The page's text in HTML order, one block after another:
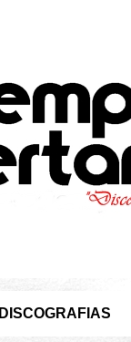
DISCOGRAFIAS